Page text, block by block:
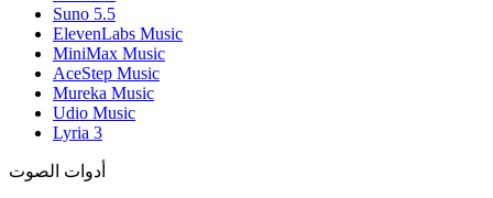
Suno 5.5
ElevenLabs Music
MiniMax Music
AceStep Music
Mureka Music
Udio Music
Lyria 3
أدوات الصوت